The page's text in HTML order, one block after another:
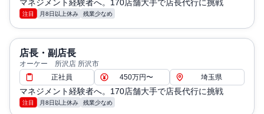
マネジメント経験者へ。170店舗大手で店長代行に挑戦
注目 月8日以上休み 残業少なめ
店長・副店長
オーケー 所沢店 所沢市
正社員
450万円〜 埼玉県
マネジメント経験者へ。170店舗大手で店長代行に挑戦
注目 月8日以上休み 残業少なめ